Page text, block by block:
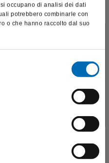
occupano di analisi dei dati
potrebbero combinarle con
o che hanno raccolto dal suo
e beni sensibili per la
pertanto, per visitare il sito,